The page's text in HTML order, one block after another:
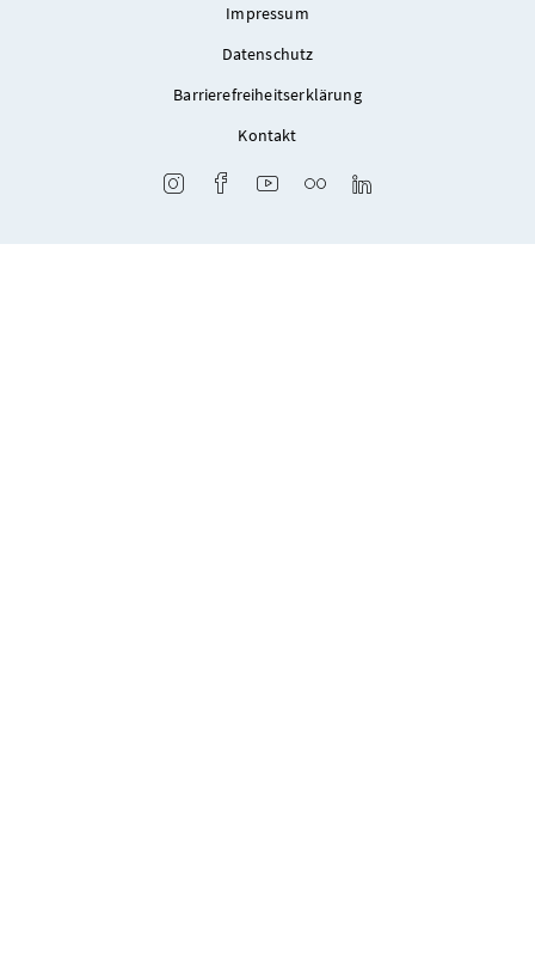
Impressum
Datenschutz
Barrierefreiheitserklärung
Kontakt
InstagramFacebookYoutubeFlickr